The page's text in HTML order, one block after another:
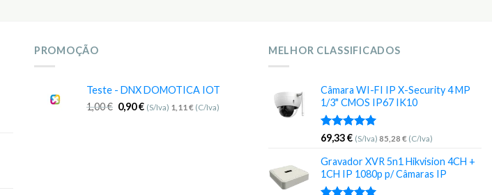
PROMOÇÃO
Teste - DNX DOMOTICA IOT
1,00€ 0,90€ (S/Iva) 1,11€ (C/Iva)
MELHOR CLASSIFICADOS
Câmara WI-FI IP X-Security 4 MP
1/3" CMOS IP67 IK10
Avaliação
69,33€ (S/Iva) 85,28 € (C/Iva)
Gravador XVR 5n1 Hikvision 4CH +
1CH IP 1080p p/ Câmaras IP